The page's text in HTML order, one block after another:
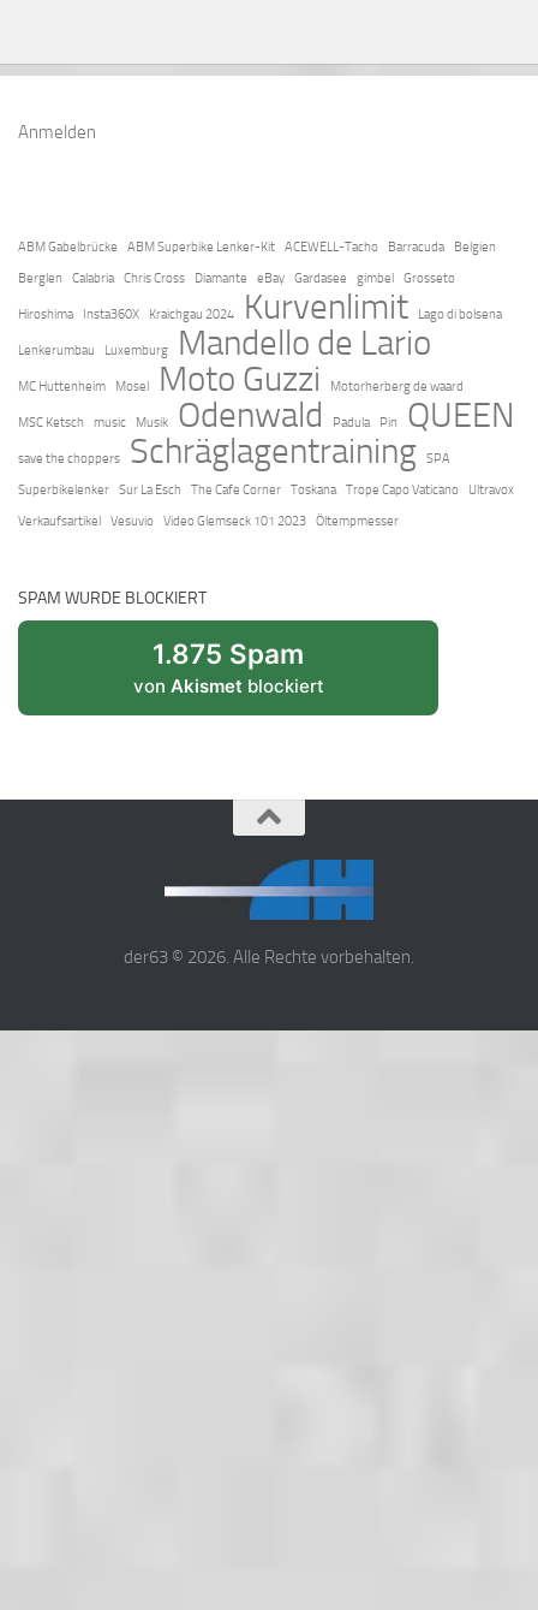
Anmelden
ABM Gabelbrücke ABM Superbike Lenker-Kit ACEWELL-Tacho Barracuda
Belgien
Berglen
Calabria Chris Cross Diamante eBay Gardasee gimbel Grosseto
Hiroshima Insta360X Kraichgau 2024 Kurvenlimit Lago di bolsena
Lenkerumbau Luxemburg Mandello de Lario
MC Huttenheim Mosel Moto Guzzi Motorherberg de waard
MSC Ketsch music Musik Odenwald Padula Pin QUEEN
save the choppers Schräglagentraining
SPA
Superbikelenker
Sur La Esch The Cafe Corner Toskana Trope Capo Vaticano
Ultravox
Verkaufsartikel
Vesuvio Video Glemseck 101 2023 Öltempmesser
SPAM WURDE BLOCKIERT
1.875 Spam
von Akismet blockiert
der63 © 2026. Alle Rechte vorbehalten.